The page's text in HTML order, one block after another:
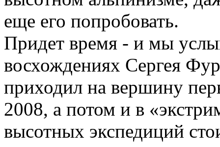
еще его попробовать.
Придет время - и мы
восхождениях Сергея
приходил на вершину
2008, а потом и в
высотных экспедиций